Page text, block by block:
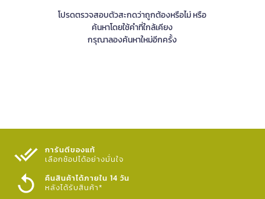
โปรดตรวจสอบตัวสะกดว่าถูกต้องหรือไม่ หรือ
ค้นหาโดยใช้คำที่ใกล้เคียง
กรุณาลองค้นหาใหม่อีกครั้ง
การันตีของแท้
เลือกช้อปได้อย่างมั่นใจ​
คืนสินค้าได้ภายใน 14 วัน
หลังได้รับสินค้า*